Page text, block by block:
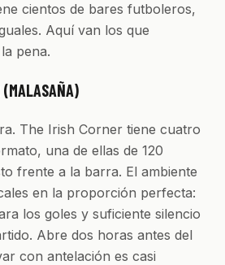
cientos de bares futboleros,
Aquí van los que
pena.
(MALASAÑA)
The Irish Corner tiene cuatro
una de ellas de 120
frente a la barra. El ambiente
en la proporción perfecta:
los goles y suficiente silencio
Abre dos horas antes del
con antelación es casi